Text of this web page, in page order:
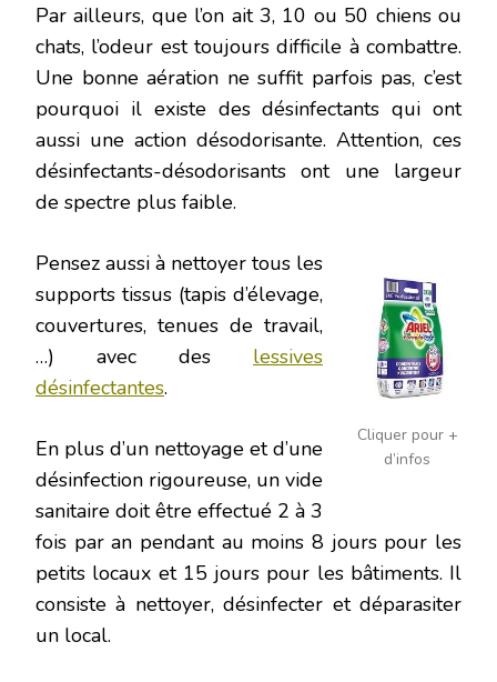
Par ailleurs, que l’on ait 3, 10 ou 50 chiens ou
chats, l’odeur est toujours difficile à combattre.
Une bonne aération ne suffit parfois pas, c’est
pourquoi il existe des désinfectants qui ont
aussi une action désodorisante. Attention, ces
désinfectants-désodorisants ont une largeur
de spectre plus faible.
Cliquer pour +
d’infos
Pensez aussi à nettoyer tous les
supports tissus (tapis d’élevage,
couvertures, tenues de travail,
…) avec des lessives
désinfectantes.
En plus d’un nettoyage et d’une
désinfection rigoureuse, un vide
sanitaire doit être effectué 2 à 3
fois par an pendant au moins 8 jours pour les
petits locaux et 15 jours pour les bâtiments. Il
consiste à nettoyer, désinfecter et déparasiter
un local.